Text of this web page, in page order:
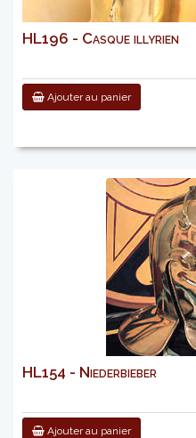
HL196 - Casque illyrien
Ajouter au panier
HL154 - Niederbieber
Ajouter au panier